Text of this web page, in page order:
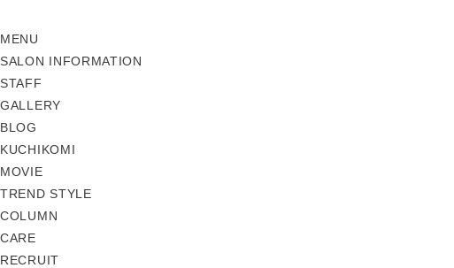
MENU
SALON INFORMATION
STAFF
GALLERY
BLOG
KUCHIKOMI
MOVIE
TREND STYLE
COLUMN
CARE
RECRUIT